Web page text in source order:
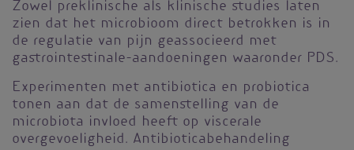
Zowel preklinische als klinische studies laten
zien dat het microbioom direct betrokken is in
de regulatie van pijn geassocieerd met
gastrointestinale-aandoeningen waaronder PDS.
Experimenten met antibiotica en probiotica
tonen aan dat de samenstelling van de
microbiota invloed heeft op viscerale
overgevoeligheid. Antibioticabehandeling